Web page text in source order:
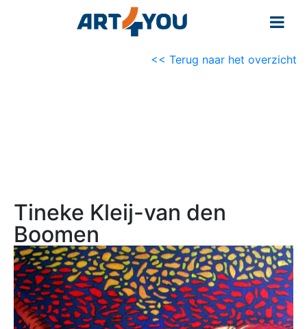
<< Terug naar het overzicht
Tineke Kleij-van den
Boomen